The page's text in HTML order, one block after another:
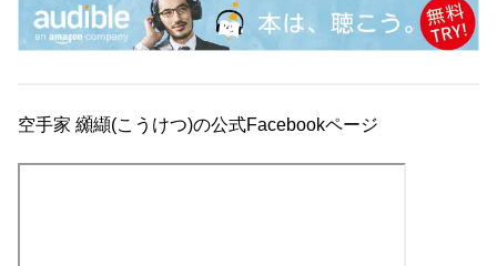
空手家 纐纈(こうけつ)の公式Facebookページ